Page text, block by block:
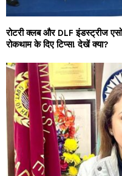
रोटरी क्लब और DLF इंडस्ट्रीज
रोकथाम के दिए टिप्स! देखें क्या?